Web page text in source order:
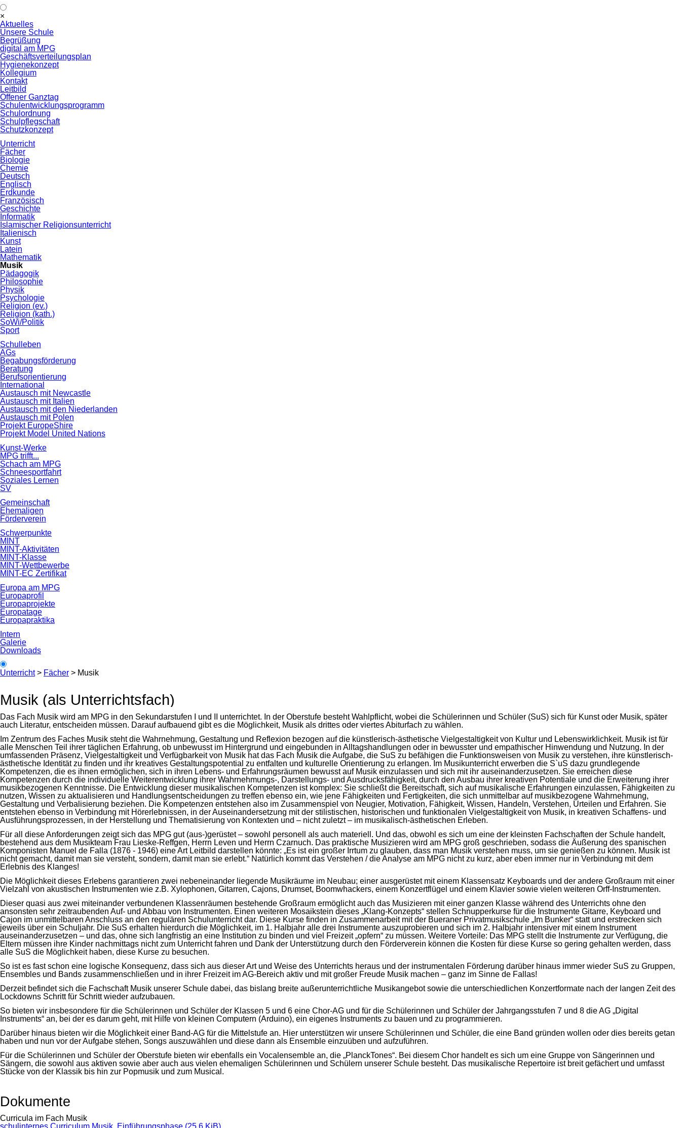
×
überspringen
Aktuelles
Unsere Schule
Begrüßung
digital am MPG
Geschäftsverteilungsplan
Hygienekonzept
Kollegium
Kontakt
Leitbild
Offener Ganztag
Schulentwicklungsprogramm
Schulordnung
Schulpflegschaft
Schutzkonzept
Unterricht
Fächer
Biologie
Chemie
Deutsch
Englisch
Erdkunde
Französisch
Geschichte
Informatik
Islamischer Religionsunterricht
Italienisch
Kunst
Latein
Mathematik
Musik
Pädagogik
Philosophie
Physik
Psychologie
Religion (ev.)
Religion (kath.)
SoWi/Politik
Sport
Schulleben
AGs
Begabungsförderung
Beratung
Berufsorientierung
International
Austausch mit Newcastle
Austausch mit Italien
Austausch mit den Niederlanden
Austausch mit Polen
Projekt EuropeShire
Projekt Model United Nations
Kunst-Werke
MPG trifft...
Schach am MPG
Schneesportfahrt
Soziales Lernen
SV
Gemeinschaft
Ehemaligen
Förderverein
Schwerpunkte
MINT
MINT-Aktivitäten
MINT-Klasse
MINT-Wettbewerbe
MINT-EC Zertifikat
Europa am MPG
Europaprofil
Europaprojekte
Europatage
Europapraktika
Intern
Galerie
Downloads
Unterricht> Fächer > Musik
Musik (als Unterrichtsfach)
Das Fach Musik wird am MPG in den Sekundarstufen I und II unterrichtet. In der Oberstufe besteht Wahlpflicht, wobei die Schülerinnen und Schüler (SuS) sich für Kunst oder Musik, später
auch Literatur, entscheiden müssen. Darauf aufbauend gibt es die Möglichkeit, Musik als drittes oder viertes Abiturfach zu wählen.
Im Zentrum des Faches Musik steht die Wahrnehmung, Gestaltung und Reflexion bezogen auf die künstlerisch-ästhetische Vielgestaltigkeit von Kultur und Lebenswirklichkeit. Musik ist für
alle Menschen Teil ihrer täglichen Erfahrung, ob unbewusst im Hintergrund und eingebunden in Alltagshandlungen oder in bewusster und empathischer Hinwendung und Nutzung. In der
umfassenden Präsenz, Vielgestaltigkeit und Verfügbarkeit von Musik hat das Fach Musik die Aufgabe, die SuS zu befähigen die Funktionsweisen von Musik zu verstehen, ihre künstlerisch-
ästhetische Identität zu finden und ihr kreatives Gestaltungspotential zu entfalten und kulturelle Orientierung zu erlangen. Im Musikunterricht erwerben die S`uS dazu grundlegende
Kompetenzen, die es ihnen ermöglichen, sich in ihren Lebens- und Erfahrungsräumen bewusst auf Musik einzulassen und sich mit ihr auseinanderzusetzen. Sie erreichen diese
Kompetenzen durch die individuelle Weiterentwicklung ihrer Wahrnehmungs-, Darstellungs- und Ausdrucksfähigkeit, durch den Ausbau ihrer kreativen Potentiale und die Erweiterung ihrer
musikbezogenen Kenntnisse. Die Entwicklung dieser musikalischen Kompetenzen ist komplex: Sie schließt die Bereitschaft, sich auf musikalische Erfahrungen einzulassen, Fähigkeiten zu
nutzen, Wissen zu aktualisieren und Handlungsentscheidungen zu treffen ebenso ein, wie jene Fähigkeiten und Fertigkeiten, die sich unmittelbar auf musikbezogene Wahrnehmung,
Gestaltung und Verbalisierung beziehen. Die Kompetenzen entstehen also im Zusammenspiel von Neugier, Motivation, Fähigkeit, Wissen, Handeln, Verstehen, Urteilen und Erfahren. Sie
entstehen ebenso in Verbindung mit Hörerlebnissen, in der Auseinandersetzung mit der stilistischen, historischen und funktionalen Vielgestaltigkeit von Musik, in kreativen Schaffens- und
Ausführungsprozessen, in der Herstellung und Thematisierung von Kontexten und – nicht zuletzt – im musikalisch-ästhetischen Erleben.
Für all diese Anforderungen zeigt sich das MPG gut (aus-)gerüstet – sowohl personell als auch materiell. Und das, obwohl es sich um eine der kleinsten Fachschaften der Schule handelt,
bestehend aus dem Musikteam Frau Lieske-Reffgen, Herrn Leven und Herrn Czarnuch. Das praktische Musizieren wird am MPG groß geschrieben, sodass die Äußerung des spanischen
Komponisten Manuel de Falla (1876 - 1946) eine Art Leitbild darstellen könnte: „Es ist ein großer Irrtum zu glauben, dass man Musik verstehen muss, um sie genießen zu können. Musik ist
nicht gemacht, damit man sie versteht, sondern, damit man sie erlebt.“ Natürlich kommt das Verstehen / die Analyse am MPG nicht zu kurz, aber eben immer nur in Verbindung mit dem
Erlebnis des Klanges!
Die Möglichkeit dieses Erlebens garantieren zwei nebeneinander liegende Musikräume im Neubau; einer ausgerüstet mit einem Klassensatz Keyboards und der andere Großraum mit einer
Vielzahl von akustischen Instrumenten wie z.B. Xylophonen, Gitarren, Cajons, Drumset, Boomwhackers, einem Konzertflügel und einem Klavier sowie vielen weiteren Orff-Instrumenten.
Dieser quasi aus zwei miteinander verbundenen Klassenräumen bestehende Großraum ermöglicht auch das Musizieren mit einer ganzen Klasse während des Unterrichts ohne den
ansonsten sehr zeitraubenden Auf- und Abbau von Instrumenten. Einen weiteren Mosaikstein dieses „Klang-Konzepts“ stellen Schnupperkurse für die Instrumente Gitarre, Keyboard und
Cajon im unmittelbaren Anschluss an den regulären Schulunterricht dar. Diese Kurse finden in Zusammenarbeit mit der Bueraner Privatmusikschule „Im Bunker“ statt und erstrecken sich
jeweils über ein Schuljahr. Die SuS erhalten hierdurch die Möglichkeit, im 1. Halbjahr alle drei Instrumente auszuprobieren und sich im 2. Halbjahr intensiver mit einem Instrument
auseinanderzusetzen – und das, ohne sich langfristig an eine Institution zu binden und viel Freizeit „opfern“ zu müssen. Weitere Vorteile: Das MPG stellt die Instrumente zur Verfügung, die
Eltern müssen ihre Kinder nachmittags nicht zum Unterricht fahren und Dank der Unterstützung durch den Förderverein können die Kosten für diese Kurse so gering gehalten werden, dass
alle SuS die Möglichkeit haben, diese Kurse zu besuchen.
So ist es fast schon eine logische Konsequenz, dass sich aus dieser Art und Weise des Unterrichts heraus und der instrumentalen Förderung darüber hinaus immer wieder SuS zu Gruppen,
Ensembles und Bands zusammenschließen und in ihrer Freizeit im AG-Bereich aktiv und mit großer Freude Musik machen – ganz im Sinne de Fallas!
Derzeit befindet sich die Fachschaft Musik unserer Schule dabei, das bislang breite außerunterrichtliche Musikangebot sowie die unterschiedlichen Konzertformate nach der langen Zeit des
Lockdowns Schritt für Schritt wieder aufzubauen.
So bieten wir insbesondere für die Schülerinnen und Schüler der Klassen 5 und 6 eine Chor-AG und für die Schülerinnen und Schüler der Jahrgangsstufen 7 und 8 die AG „Digital
Instruments“ an, bei der es darum geht, mit Hilfe von kleinen Computern (Arduino), ein eigenes Instruments zu bauen und zu programmieren.
Darüber hinaus bieten wir die Möglichkeit einer Band-AG für die Mittelstufe an. Hier unterstützen wir unsere Schülerinnen und Schüler, die eine Band gründen wollen oder dies bereits getan
haben und nun vor der Aufgabe stehen, Songs auszuwählen und diese dann als Ensemble einzuüben und aufzuführen.
Für die Schülerinnen und Schüler der Oberstufe bieten wir ebenfalls ein Vocalensemble an, die „PlanckTones“. Bei diesem Chor handelt es sich um eine Gruppe von Sängerinnen und
Sängern, die sowohl aus aktiven sowie aber auch aus vielen ehemaligen Schülerinnen und Schülern unserer Schule besteht. Das musikalische Repertoire ist breit gefächert und umfasst
Stücke von der Klassik bis hin zur Popmusik und zum Musical.
Dokumente
Curricula im Fach Musik